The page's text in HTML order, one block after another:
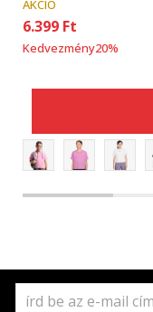
AKCIÓ
6.399 Ft
Kedvezmény20%